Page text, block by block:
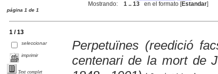
Mostrando:
1 .. 13 en el formato [Estandar]
página 1 de 1
1 / 13
seleccionar
imprimir
Text complet
Perpetuïnes (reedició
centenari de la mort de